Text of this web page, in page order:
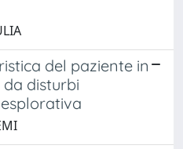
del paziente in
disturbi